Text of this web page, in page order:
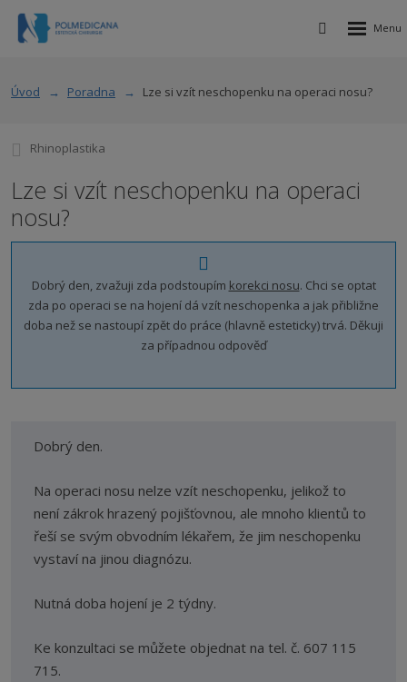
Vyhledávání
Rozbalení
Úvod Poradna Lze si vzít neschopenku na operaci nosu?
Rhinoplastika
Lze si vzít neschopenku na operaci
nosu?
Dobrý den, zvažuji zda podstoupím korekci nosu. Chci se optat
zda po operaci se na hojení dá vzít neschopenka a jak přibližne
doba než se nastoupí zpět do práce (hlavně esteticky) trvá. Děkuji
za případnou odpověď
Dobrý den.
Na operaci nosu nelze vzít neschopenku, jelikož to
není zákrok hrazený pojišťovnou, ale mnoho klientů to
řeší se svým obvodním lékařem, že jim neschopenku
vystaví na jinou diagnózu.
Nutná doba hojení je 2 týdny.
Ke konzultaci se můžete objednat na tel. č. 607 115
715.